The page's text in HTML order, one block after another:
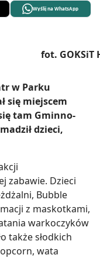
Wyślij na WhatsApp
w Parku
się miejscem
tam Gminno-
dzieci,
zabawie. Dzieci
Bubble
z maskotkami,
warkoczyków
także słodkich
wata